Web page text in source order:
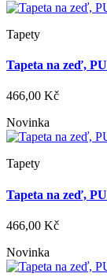
Tapety
Tapeta na zeď,
466,00 Kč
Novinka
Tapety
Tapeta na zeď,
466,00 Kč
Novinka